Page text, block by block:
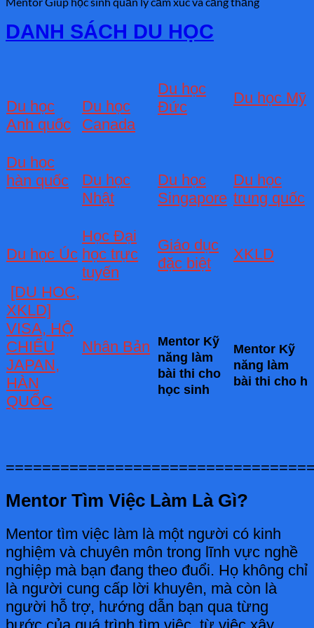
DANH SÁCH DU HỌC
Du học
Anh quốc
Du học
Canada
Du học
Đức
Du học Mỹ
Du học
hàn quốc
Du học
Nhật
Du học
Singapore
Du học
trung quốc
Du học Úc
Học Đại
học trực
tuyến
Giáo dục
đặc biệt
XKLD
[DU HOC,
XKLD]
VISA, HỘ
CHIẾU
JAPAN,
HÀN
QUỐC
Nhân Bản
Mentor Kỹ
năng làm
bài thi cho
học sinh
Mentor Kỹ
năng làm
bài thi cho h
Mentor Tìm Việc Làm Là Gì?
Mentor tìm việc làm là một người có kinh
nghiệm và chuyên môn trong lĩnh vực nghề
nghiệp mà bạn đang theo đuổi. Họ không chỉ
là người cung cấp lời khuyên, mà còn là
người hỗ trợ, hướng dẫn bạn qua từng